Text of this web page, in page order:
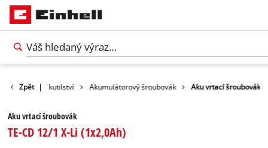
Zpět |
Domácí kutilství Akumulátorový šroubovák Aku vrtací šroubovák
Aku vrtací šroubovák
TE-CD 12/1 X-Li (1x2,0Ah)